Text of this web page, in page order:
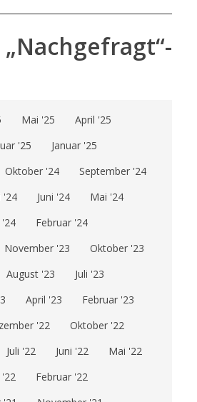
Mai '25
April '25
'25
Januar '25
Oktober '24
September '24
'24 Juni '24
Mai '24
Februar '24
November '23
Oktober '23
August '23
Juli '23
April '23
Februar '23
'22
Oktober '22
Juli '22 Juni '22
Mai '22
Februar '22